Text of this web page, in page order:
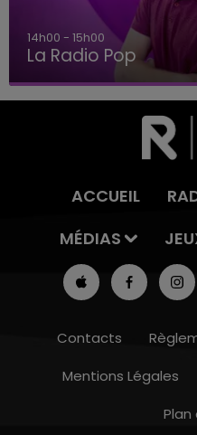
10h00 - 14h00
14h00 - 15h00
La Radio Pop
ACCUEIL
MÉDIAS
Contacts
Mentions Légales
Plan